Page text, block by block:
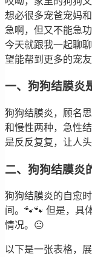
想必很多宠爸宠妈
急啊，但又不能急
今天就跟我一起聊
望能帮到更多的宠友
一、狗狗结膜炎
狗狗结膜炎，顾名
和慢性两种，急性
是反反复复，让人
二、狗狗结膜炎
狗狗结膜炎的自愈
间。🐾🐾 但是，具
情况。😐
以下是一张表格，